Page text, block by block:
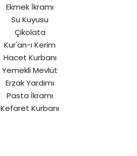
Ekmek İkramı
Su Kuyusu
Çikolata
Kur'an-ı Kerim
Hacet Kurbanı
Yemekli Mevlüt
Erzak Yardımı
Pasta İkramı
Kefaret Kurbanı